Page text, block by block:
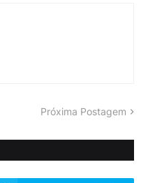
Próxima Postagem